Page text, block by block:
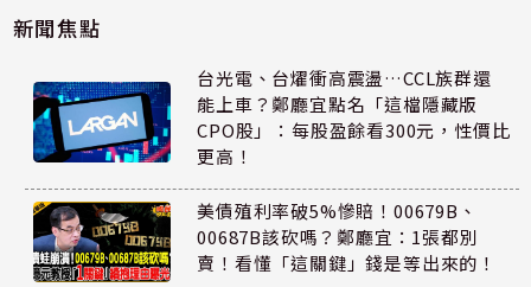
新聞焦點
台光電、台燿衝高震盪…CCL族群還
能上車？鄭廳宜點名「這檔隱藏版
CPO股」：每股盈餘看300元，性價比
更高！
美債殖利率破5%慘賠！00679B、
00687B該砍嗎？鄭廳宜：1張都別
賣！看懂「這關鍵」錢是等出來的！